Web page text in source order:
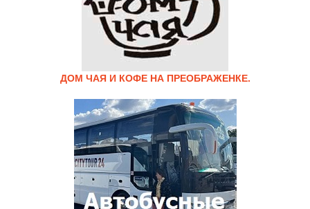
ДОМ ЧАЯ И КОФЕ НА ПРЕОБРАЖЕНКЕ.